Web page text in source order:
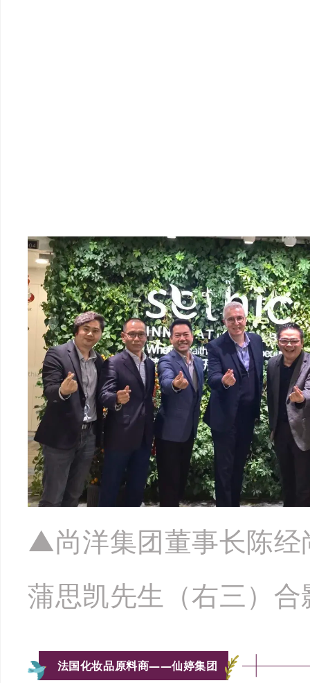
▲尚洋集团董事长陈经
蒲思凯先生（右三）
法国化妆品原料商——仙婷集团